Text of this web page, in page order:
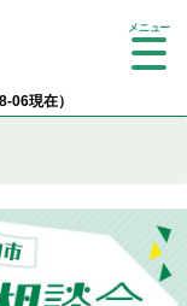
06現在）
Tog